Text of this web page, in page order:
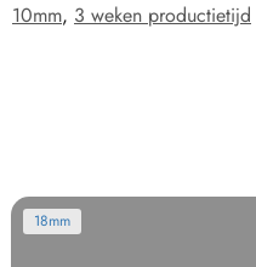
10mm, 3 weken productietijd
18mm